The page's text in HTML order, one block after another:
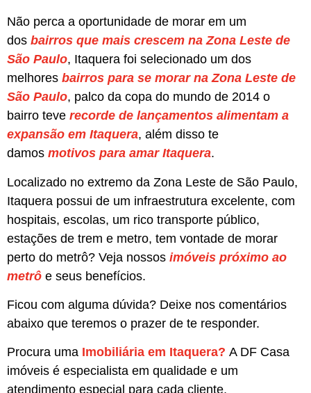
Não perca a oportunidade de morar em um
dos bairros que mais crescem na Zona Leste de
São Paulo, Itaquera foi selecionado um dos
melhores bairros para se morar na Zona Leste de
São Paulo, palco da copa do mundo de 2014 o
bairro teve recorde de lançamentos alimentam a
expansão em Itaquera, além disso te
damos motivos para amar Itaquera.
Localizado no extremo da Zona Leste de São Paulo,
Itaquera possui de um infraestrutura excelente, com
hospitais, escolas, um rico transporte público,
estações de trem e metro, tem vontade de morar
perto do metrô? Veja nossos imóveis próximo ao
metrô e seus benefícios.
Ficou com alguma dúvida? Deixe nos comentários
abaixo que teremos o prazer de te responder.
Procura uma Imobiliária em Itaquera? A DF Casa
imóveis é especialista em qualidade e um
atendimento especial para cada cliente,